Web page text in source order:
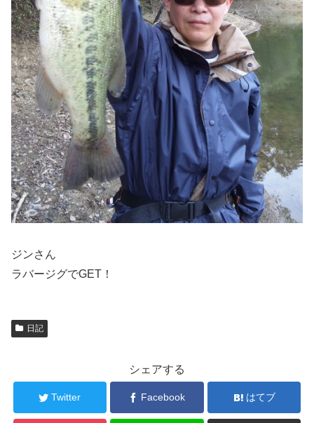
ジンさん
ラバージグでGET！
日記
シェアする
Twitter Facebook はてブ